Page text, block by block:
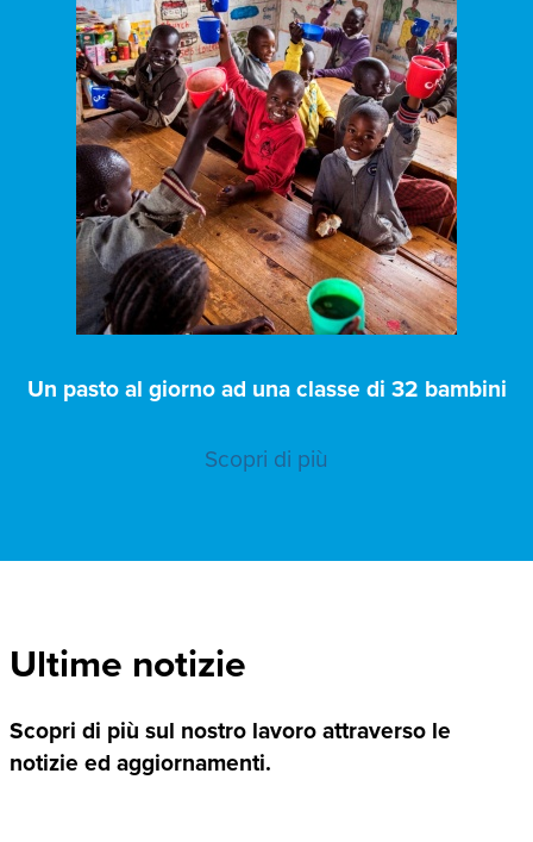
Un pasto al giorno ad una classe di 32 bambini
Scopri di più
Ultime notizie
Scopri di più sul nostro lavoro attraverso le
notizie ed aggiornamenti.